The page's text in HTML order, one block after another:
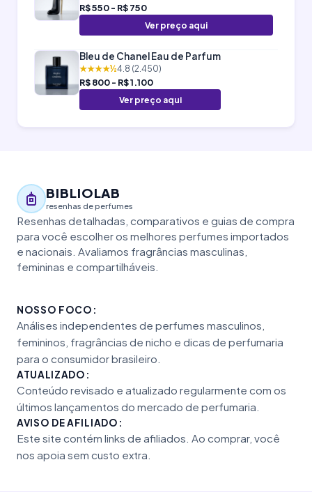
R$ 550 - R$ 750
Ver preço aqui
Bleu de Chanel Eau de Parfum
★★★★½4.8 (2.450)
R$ 800 - R$ 1.100
Ver preço aqui
BIBLIOLAB
resenhas de perfumes
Resenhas detalhadas, comparativos e guias de compra
para você escolher os melhores perfumes importados
e nacionais. Avaliamos fragrâncias masculinas,
femininas e compartilháveis.
NOSSO FOCO:
Análises independentes de perfumes masculinos,
femininos, fragrâncias de nicho e dicas de perfumaria
para o consumidor brasileiro.
ATUALIZADO:
Conteúdo revisado e atualizado regularmente com os
últimos lançamentos do mercado de perfumaria.
AVISO DE AFILIADO:
Este site contém links de afiliados. Ao comprar, você
nos apoia sem custo extra.